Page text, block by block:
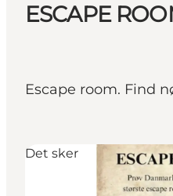
Handicapvenlig
Events
Planlæg din ferie
ESCAPE
Escape room. Find
Det sker